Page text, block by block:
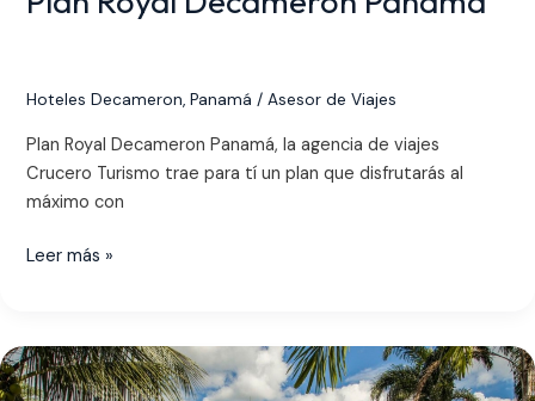
Hoteles Decameron, Panamá / Asesor de Viajes
Plan Royal Decameron Panamá, la agencia de viajes
Crucero Turismo trae para tí un plan que disfrutarás al
máximo con
Leer más »
Planes
Decameron